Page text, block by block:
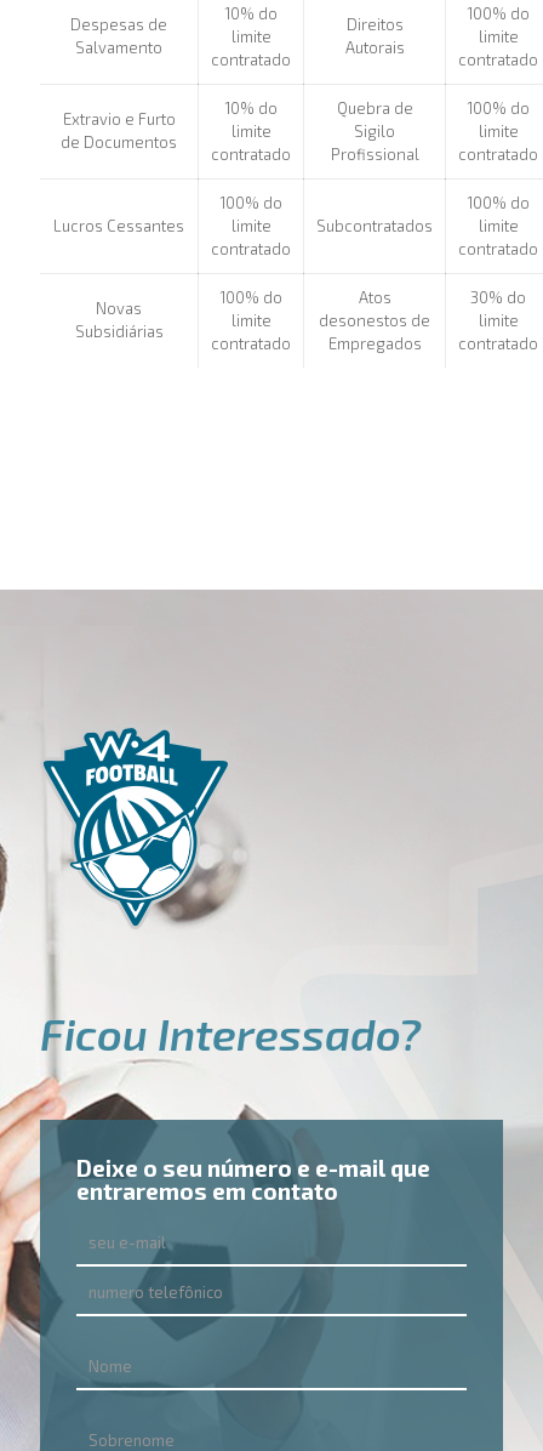
Despesas de
Salvamento
10% do
limite
contratado
Direitos
Autorais
100% do
limite
contratado
Extravio e Furto
de Documentos
10% do
limite
contratado
Quebra de
Sigilo
Profissional
100% do
limite
contratado
Lucros Cessantes
100% do
limite
contratado
Subcontratados
100% do
limite
contratado
Novas
Subsidiárias
100% do
limite
contratado
Atos
desonestos de
Empregados
30% do
limite
contratado
Ficou Interessado?
Deixe o seu número e e-mail que
entraremos em contato